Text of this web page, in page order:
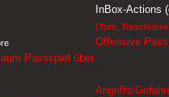
InBox-Actions
(Tore,
Offensive
Passspiel über
Angriffs/